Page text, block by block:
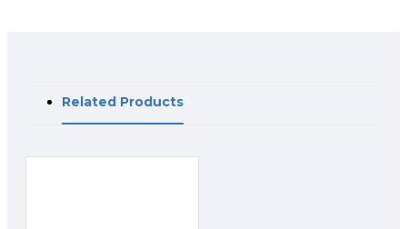
Related Products